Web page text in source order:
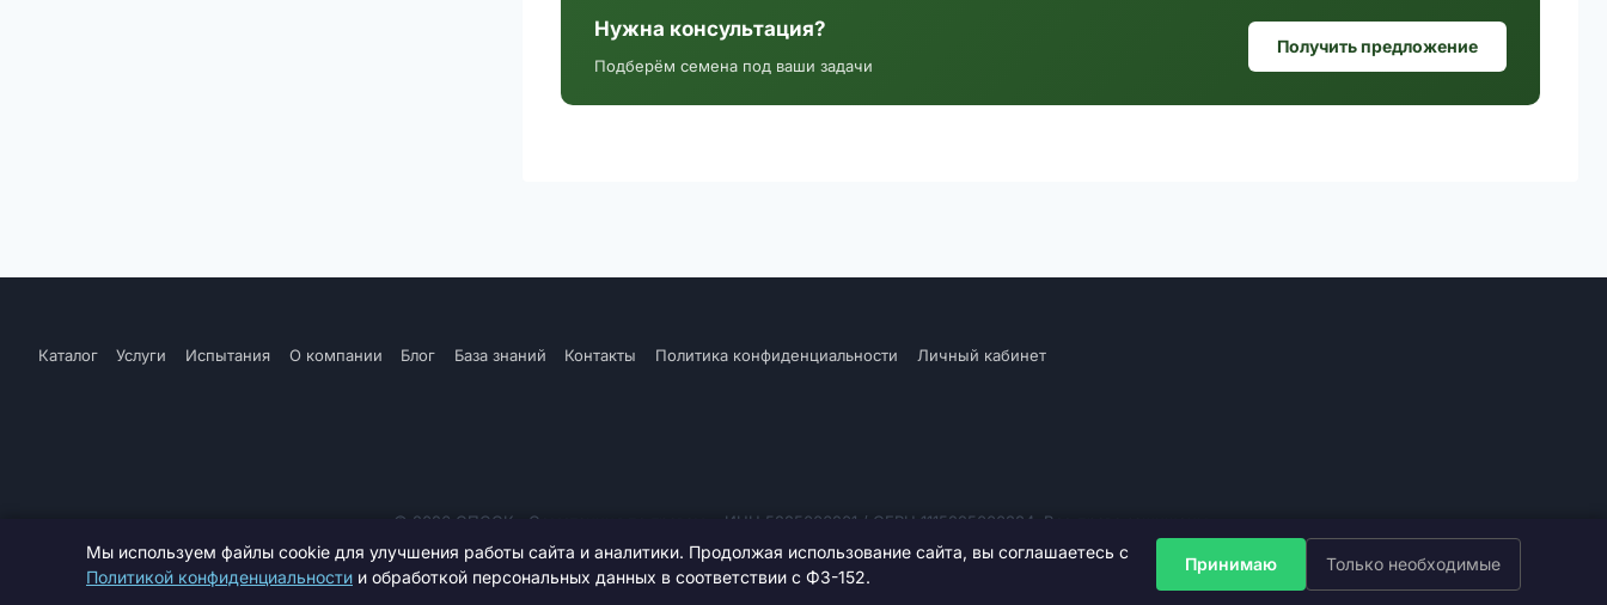
Нужна консультация?
Подберём семена под ваши задачи
Получить предложение
Каталог Услуги Испытания О компании Блог База знаний Контакты Политика конфиденциальности Личный кабинет
© 2026 СПССК «Семстанция по травам». ИНН 5225006201 / ОГРН 1115225000384. Все права защищены.
Мы используем файлы cookie для улучшения работы сайта и аналитики. Продолжая использование сайта, вы соглашаетесь с
Политикой конфиденциальности и обработкой персональных данных в соответствии с ФЗ-152.
Принимаю Только необходимые